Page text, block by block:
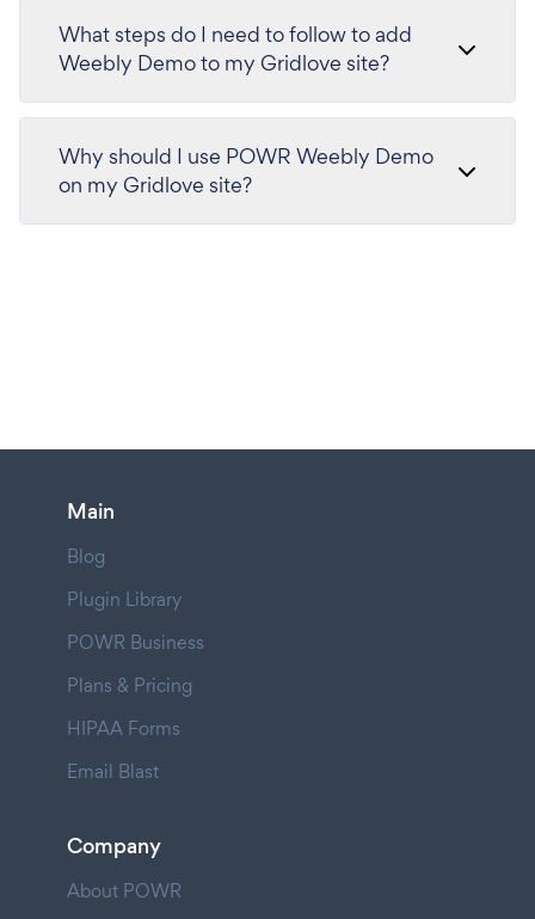
What steps do I need to follow to add
Weebly Demo to my Gridlove site?
Why should I use POWR Weebly Demo
on my Gridlove site?
Main
Blog
Plugin Library
POWR Business
Plans & Pricing
HIPAA Forms
Email Blast
Company
About POWR